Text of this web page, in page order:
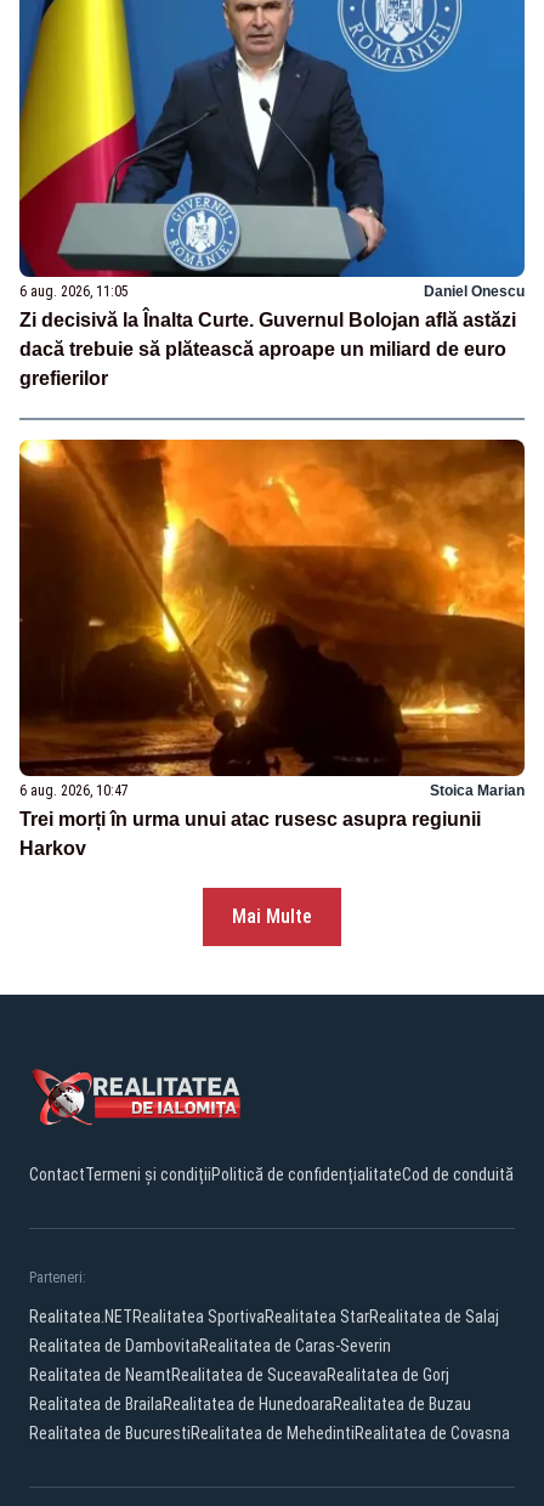
6 aug. 2026, 11:05 Daniel Onescu
Zi decisivă la Înalta Curte. Guvernul Bolojan află astăzi
dacă trebuie să plătească aproape un miliard de euro
grefierilor
6 aug. 2026, 10:47 Stoica Marian
Trei morți în urma unui atac rusesc asupra regiunii
Harkov
Mai Multe
ContactTermeni și condițiiPolitică de confidențialitateCod de conduită
Parteneri:
Realitatea.NETRealitatea SportivaRealitatea StarRealitatea de Salaj
Realitatea de DambovitaRealitatea de Caras-Severin
Realitatea de NeamtRealitatea de SuceavaRealitatea de Gorj
Realitatea de BrailaRealitatea de HunedoaraRealitatea de Buzau
Realitatea de BucurestiRealitatea de MehedintiRealitatea de Covasna